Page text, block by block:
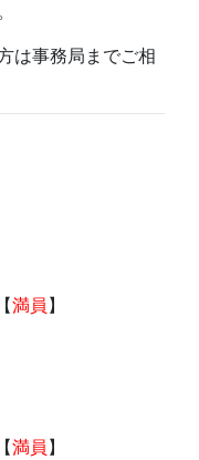
は事務局までご相
満員 】
満員 】